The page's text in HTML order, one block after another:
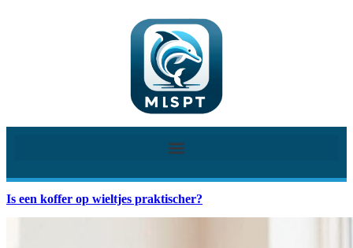
Is een koffer op wieltjes praktischer?